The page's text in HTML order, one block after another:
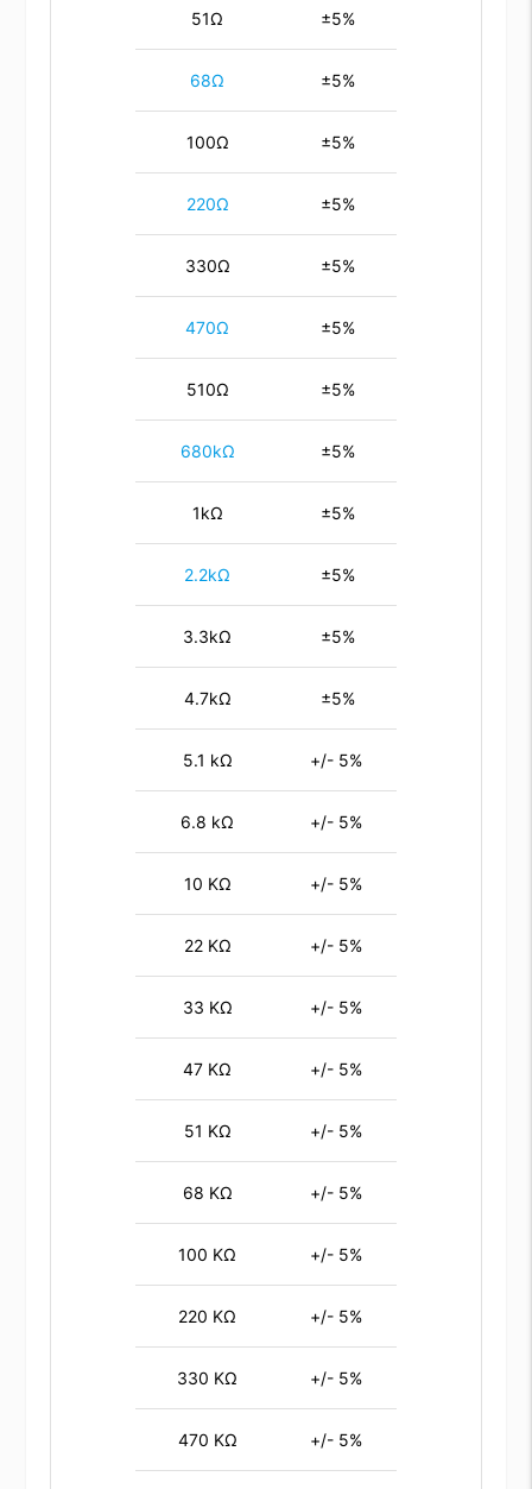
51Ω ±5%
68Ω ±5%
100Ω ±5%
220Ω ±5%
330Ω ±5%
470Ω ±5%
510Ω ±5%
680kΩ ±5%
1kΩ ±5%
2.2kΩ ±5%
3.3kΩ ±5%
4.7kΩ ±5%
5.1 kΩ +/- 5%
6.8 kΩ +/- 5%
10 KΩ +/- 5%
22 KΩ +/- 5%
33 KΩ +/- 5%
47 KΩ +/- 5%
51 KΩ +/- 5%
68 KΩ +/- 5%
100 KΩ +/- 5%
220 KΩ +/- 5%
330 KΩ +/- 5%
470 KΩ +/- 5%